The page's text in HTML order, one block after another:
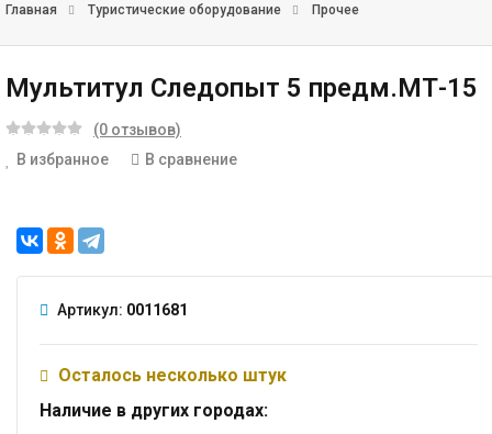
Главная Туристические оборудование Прочее
Мультитул Следопыт 5 предм.МТ-15
(0 отзывов)
В избранное
В сравнение
Артикул: 0011681
Осталось несколько штук
Наличие в других городах: